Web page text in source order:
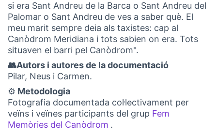
si era Sant Andreu de la Barca o Sant Andreu del
Palomar o Sant Andreu de ves a saber què. El
meu marit sempre deia als taxistes: cap al
Canòdrom Meridiana i tots sabien on era. Tots
situaven el barri pel Canòdrom".
👥Autors i autores de la documentació
Pilar, Neus i Carmen.
⚙️ Metodologia
Fotografia documentada col·lectivament per
veïns i veïnes participants del grup Fem
Memòries del Canòdrom .